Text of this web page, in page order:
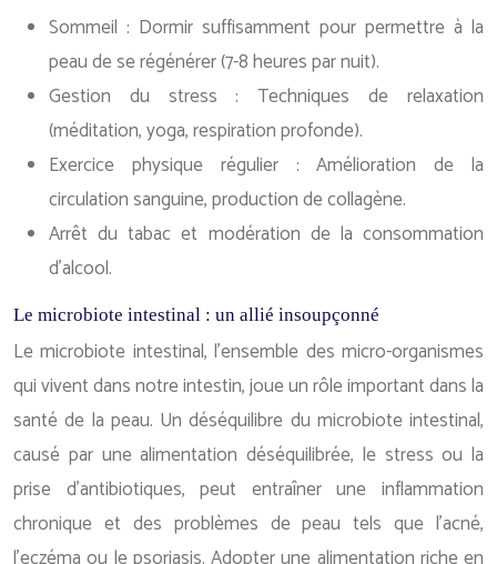
Sommeil : Dormir suffisamment pour permettre à la
peau de se régénérer (7-8 heures par nuit).
Gestion du stress : Techniques de relaxation
(méditation, yoga, respiration profonde).
Exercice physique régulier : Amélioration de la
circulation sanguine, production de collagène.
Arrêt du tabac et modération de la consommation
d’alcool.
Le microbiote intestinal : un allié insoupçonné
Le microbiote intestinal, l’ensemble des micro-organismes
qui vivent dans notre intestin, joue un rôle important dans la
santé de la peau. Un déséquilibre du microbiote intestinal,
causé par une alimentation déséquilibrée, le stress ou la
prise d’antibiotiques, peut entraîner une inflammation
chronique et des problèmes de peau tels que l’acné,